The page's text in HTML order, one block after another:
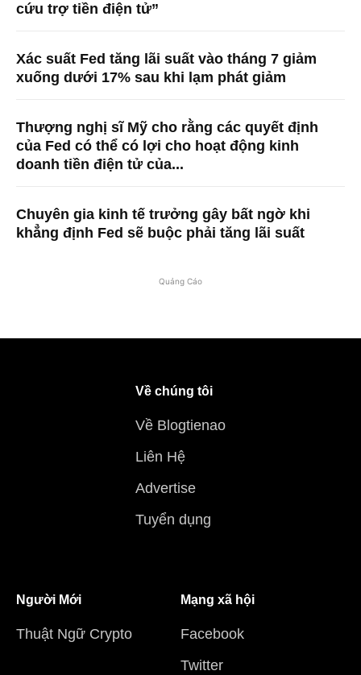
cứu trợ tiền điện tử”
Xác suất Fed tăng lãi suất vào tháng 7 giảm
xuống dưới 17% sau khi lạm phát giảm
Thượng nghị sĩ Mỹ cho rằng các quyết định
của Fed có thể có lợi cho hoạt động kinh
doanh tiền điện tử của...
Chuyên gia kinh tế trưởng gây bất ngờ khi
khẳng định Fed sẽ buộc phải tăng lãi suất
Quảng Cáo
Về chúng tôi
Về Blogtienao
Liên Hệ
Advertise
Tuyển dụng
Người Mới
Thuật Ngữ Crypto
Mạng xã hội
Facebook
Twitter